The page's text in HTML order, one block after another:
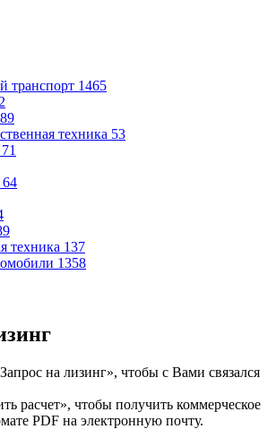
транспорт 1465
техника 53
71
64
техника 137
1358
на лизинг», чтобы с Вами связался
расчет», чтобы получить коммерческое
PDF на электронную почту.